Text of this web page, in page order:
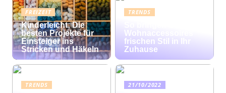
FREIZEIT
Kinderleicht: Die
besten Projekte für
Einsteiger ins
Stricken und Häkeln
TRENDS
Wohnaccessoires
frischen Stil in Ihr
Zuhause
TRENDS 21/10/2022